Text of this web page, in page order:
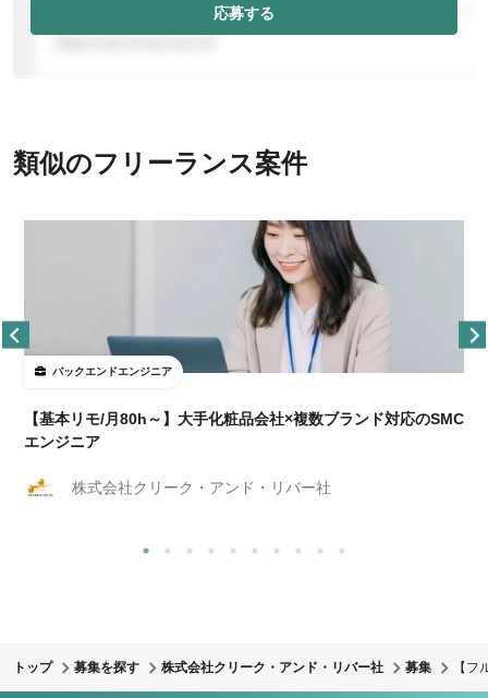
応募する
類似のフリーランス案件
バックエンドエンジニア
【基本リモ/月80h～】大手化粧品会社×複数ブランド対応のSMC
エンジニア
株式会社クリーク・アンド・リバー社
トップ 募集を探す 株式会社クリーク・アンド・リバー社 募集 【